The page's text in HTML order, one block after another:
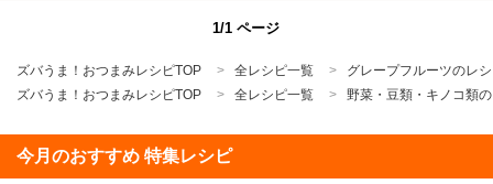
1/1 ページ
ズバうま！おつまみレシピTOP 全レシピ一覧
グレープフルーツのレ
ズバうま！おつまみレシピTOP
全レシピ一覧 野菜・豆類・キノコ類
今月のおすすめ 特集レシピ